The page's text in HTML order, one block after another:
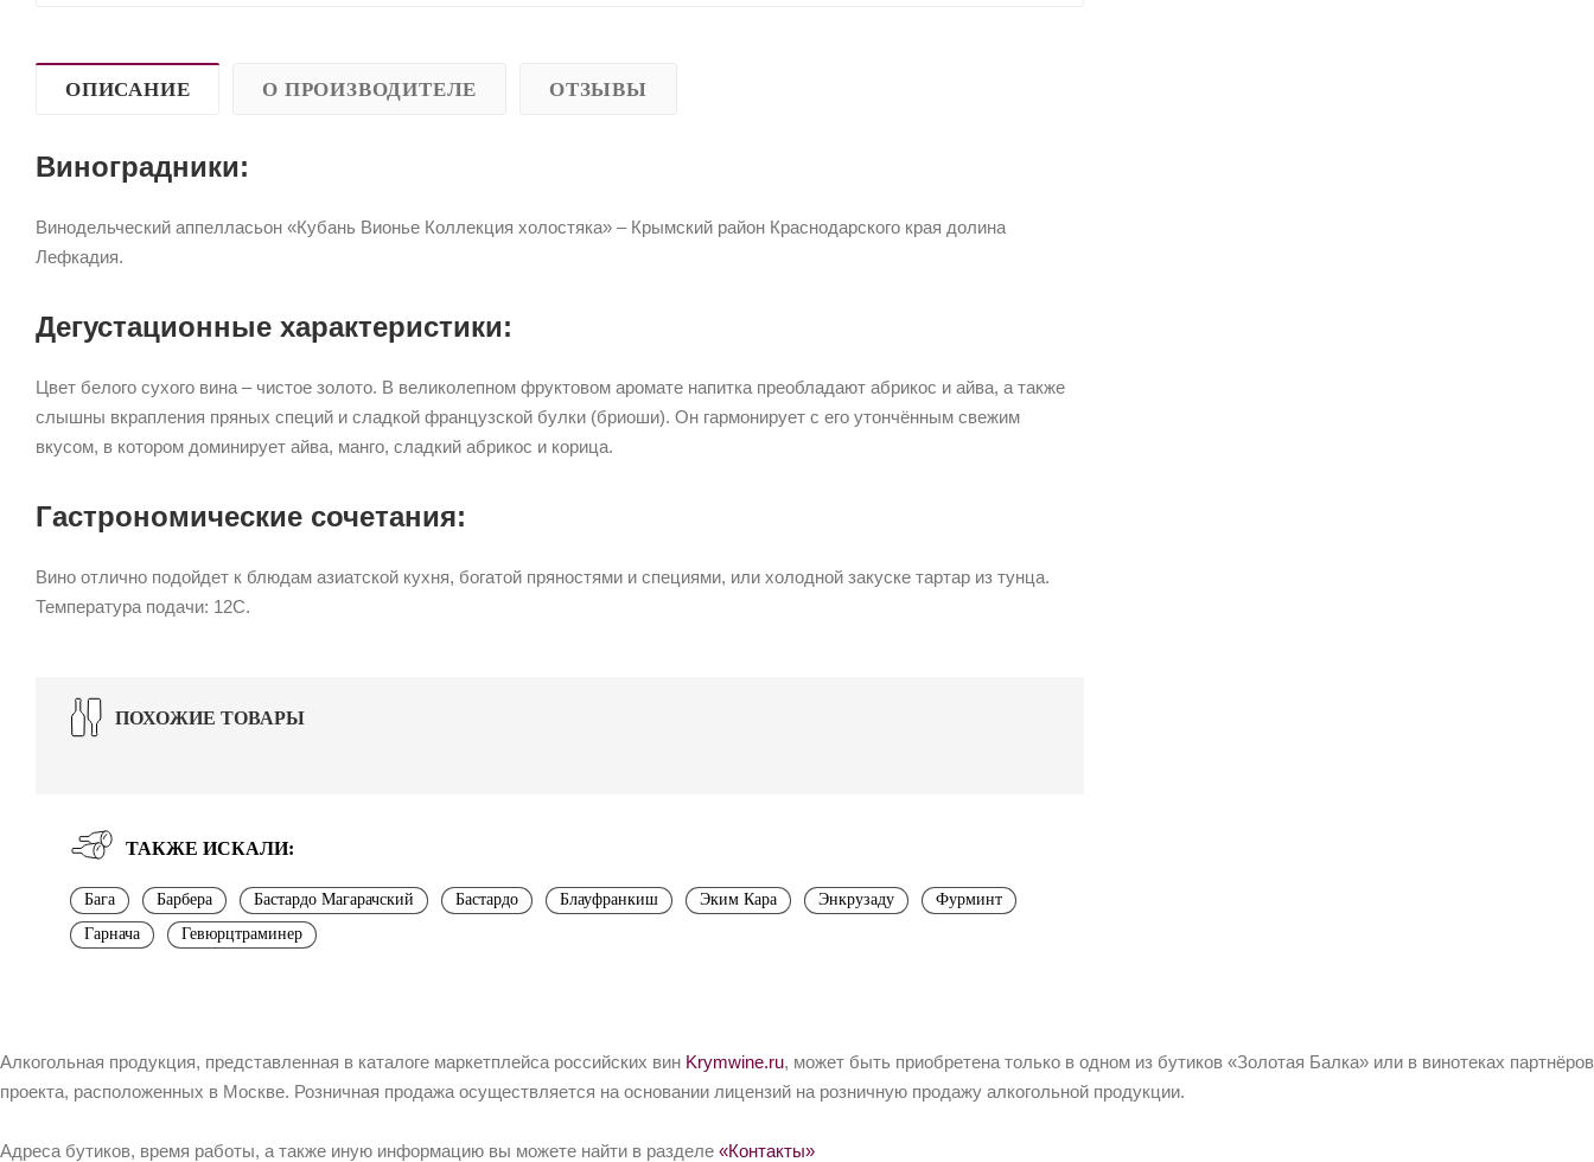
ОПИСАНИЕ О ПРОИЗВОДИТЕЛЕ ОТЗЫВЫ
Виноградники:
Винодельческий аппелласьон «Кубань Вионье Коллекция холостяка» – Крымский район Краснодарского края долина
Лефкадия.
Дегустационные характеристики:
Цвет белого сухого вина – чистое золото. В великолепном фруктовом аромате напитка преобладают абрикос и айва, а также
слышны вкрапления пряных специй и сладкой французской булки (бриоши). Он гармонирует с его утончённым свежим
вкусом, в котором доминирует айва, манго, сладкий абрикос и корица.
Гастрономические сочетания:
Вино отлично подойдет к блюдам азиатской кухня, богатой пряностями и специями, или холодной закуске тартар из тунца.
Температура подачи: 12C.
ПОХОЖИЕ ТОВАРЫ
ТАКЖЕ ИСКАЛИ:
Бага Барбера Бастардо Магарачский Бастардо Блауфранкиш Эким Кара Энкрузаду
Фурминт
Гарнача
Гевюрцтраминер
Алкогольная продукция, представленная в каталоге маркетплейса российских вин Krymwine.ru, может быть приобретена только в одном из бутиков «Золотая Балка» или в винотеках партнёров
проекта, расположенных в Москве. Розничная продажа осуществляется на основании лицензий на розничную продажу алкогольной продукции.
Адреса бутиков, время работы, а также иную информацию вы можете найти в разделе «Контакты»